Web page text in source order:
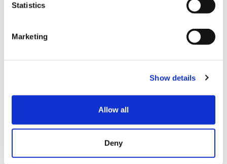
Statistics
Marketing
Show details
Allow all
Deny
设施服务